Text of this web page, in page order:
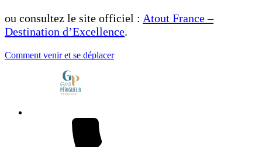
ou consultez le site officiel : Atout France –
Destination d’Excellence.
Comment venir et se déplacer